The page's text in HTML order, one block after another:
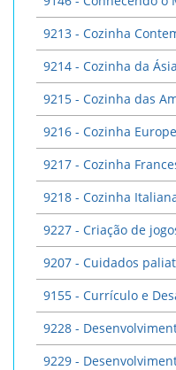
9213 - Cozinha
9214 - Cozinha da Ásia
9215 - Cozinha das
9216 - Cozinha
9217 - Cozinha
9218 - Cozinha
9227 - Criação de
9207 - Cuidados
9155 - Currículo e
9228 -
9229 -